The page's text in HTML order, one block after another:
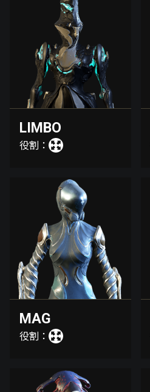
LIMBO
役割：
MAG
役割：